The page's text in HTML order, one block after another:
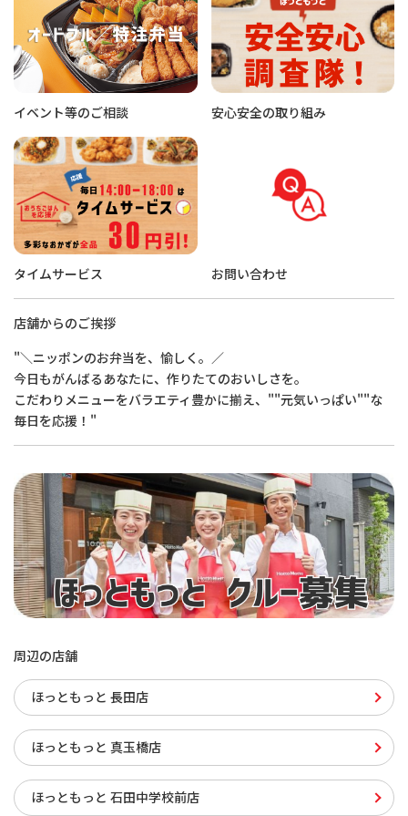
イベント等のご相談 安心安全の取り組み
タイムサービス お問い合わせ
店舗からのご挨拶
"＼ニッポンのお弁当を、愉しく。／
今日もがんばるあなたに、作りたてのおいしさを。
こだわりメニューをバラエティ豊かに揃え、""元気いっぱい""な
毎日を応援！"
周辺の店舗
ほっともっと 長田店
ほっともっと 真玉橋店
ほっともっと 石田中学校前店